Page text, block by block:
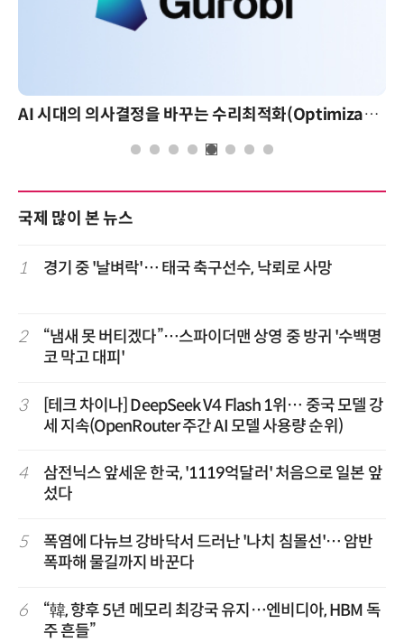
AI 시대의 의사결정을 바꾸는 수리최적화(Optimization): 실제 산업 적용 사례와 활용 전략
국제 많이 본 뉴스
1 경기 중 '날벼락'… 태국 축구선수, 낙뢰로 사망
2
“냄새 못 버티겠다”…스파이더맨 상영 중 방귀 '수백명
코 막고 대피'
3
[테크 차이나] DeepSeek V4 Flash 1위… 중국 모델 강
세 지속(OpenRouter 주간 AI 모델 사용량 순위)
4
삼전닉스 앞세운 한국, '1119억달러' 처음으로 일본 앞
섰다
5
폭염에 다뉴브 강바닥서 드러난 '나치 침몰선'… 암반
폭파해 물길까지 바꾼다
6
“韓, 향후 5년 메모리 최강국 유지…엔비디아, HBM 독
주 흔들”